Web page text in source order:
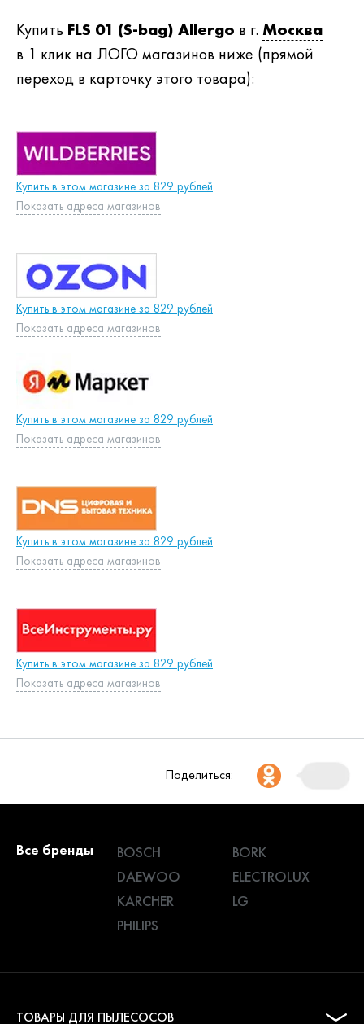
Купить FLS 01 (S-bag) Allergo в г. Москва
в 1 клик на ЛОГО магазинов ниже (прямой
переход в карточку этого товара):
Купить в этом магазине за 829 рублей
Показать адреса магазинов
Купить в этом магазине за 829 рублей
Показать адреса магазинов
Купить в этом магазине за 829 рублей
Показать адреса магазинов
Купить в этом магазине за 829 рублей
Показать адреса магазинов
Купить в этом магазине за 829 рублей
Показать адреса магазинов
Поделиться:
Все бренды BOSCH
BORK
DAEWOO
ELECTROLUX
KARCHER
LG
PHILIPS
ТОВАРЫ ДЛЯ ПЫЛЕСОСОВ